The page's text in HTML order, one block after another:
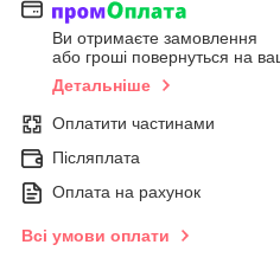
Ви отримаєте замовлення
або гроші повернуться на
Детальніше
Оплатити частинами
Післяплата
Оплата на рахунок
Всі умови оплати